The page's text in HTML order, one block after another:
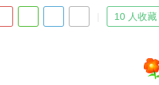
10 人收藏